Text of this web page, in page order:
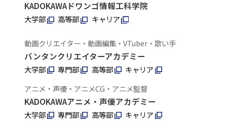
KADOKAWAドワンゴ情報工科学院
大学部 高等部 キャリア
動画クリエイター・動画編集・VTuber・歌い手
バンタンクリエイターアカデミー
大学部 専門部 高等部
キャリア
アニメ・声優・アニメCG・アニメ監督
KADOKAWAアニメ・声優アカデミー
大学部 専門部 高等部
キャリア